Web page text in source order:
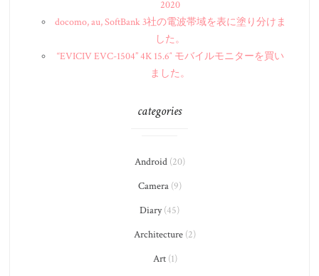
2020
docomo, au, SoftBank 3社の電波帯域を表に塗り分けま
した。
“EVICIV EVC-1504” 4K 15.6″ モバイルモニターを買い
ました。
categories
Android(20)
Camera(9)
Diary(45)
Architecture (2)
Art(1)